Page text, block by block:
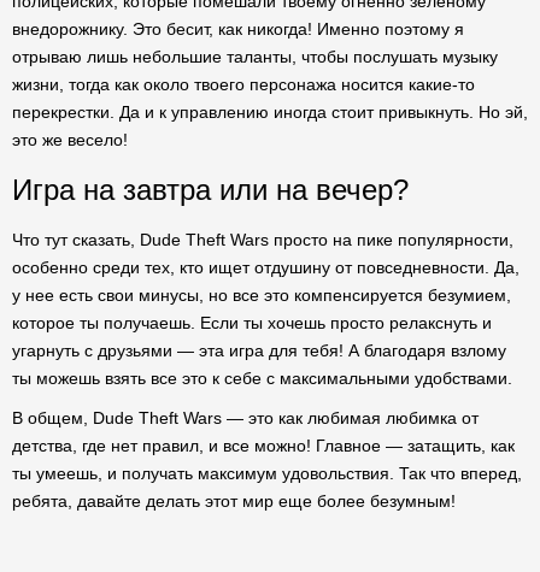
внедорожнику. Это бесит, как никогда! Именно поэтому я
отрываю лишь небольшие таланты, чтобы послушать музыку
жизни, тогда как около твоего персонажа носится какие-то
перекрестки. Да и к управлению иногда стоит привыкнуть. Но эй,
это же весело!
Игра на завтра или на вечер?
Что тут сказать, Dude Theft Wars просто на пике популярности,
особенно среди тех, кто ищет отдушину от повседневности. Да,
у нее есть свои минусы, но все это компенсируется безумием,
которое ты получаешь. Если ты хочешь просто релакснуть и
угарнуть с друзьями — эта игра для тебя! А благодаря взлому
ты можешь взять все это к себе с максимальными удобствами.
В общем, Dude Theft Wars — это как любимая любимка от
детства, где нет правил, и все можно! Главное — затащить, как
ты умеешь, и получать максимум удовольствия. Так что вперед,
ребята, давайте делать этот мир еще более безумным!